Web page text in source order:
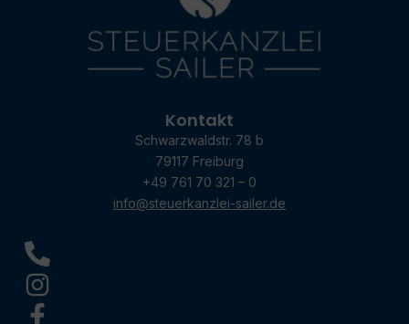
Kontakt
Schwarzwaldstr. 78 b
79117 Freiburg
+49 761 70 321 – 0
info@steuerkanzlei-sailer.de